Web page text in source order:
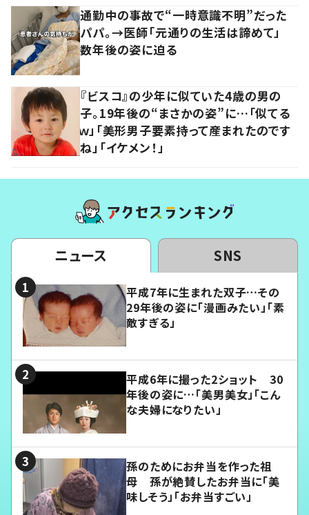
通勤中の事故で“一時意識不明”だった
パパ。→医師「元通りの生活は諦めて」
数年後の姿に迫る
『ビスコ』の少年に似ていた4歳の男の
子。19年後の“まさかの姿”に…「似てる
ｗ」「美形男子要素持って産まれたのです
ね」「イケメン！」
ニュース SNS
平成7年に生まれた双子…その
29年後の姿に「漫画みたい」「素
敵すぎる」
平成6年に撮った2ショット 30
年後の姿に…「美男美女」「こん
な夫婦になりたい」
孫のためにお弁当を作った祖
母 孫が絶賛したお弁当に「美
味しそう」「お弁当すごい」